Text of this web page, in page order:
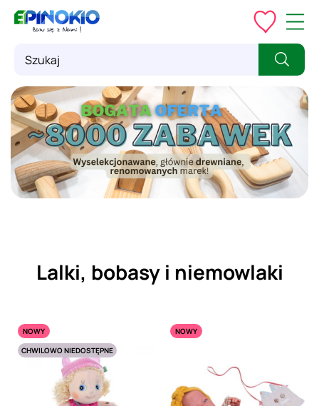
Lalki, bobasy i niemowlaki
NOWY
CHWILOWO NIEDOSTĘPNE
NOWY